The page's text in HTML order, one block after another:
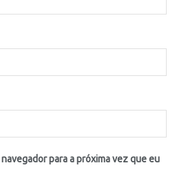
para a próxima vez que eu